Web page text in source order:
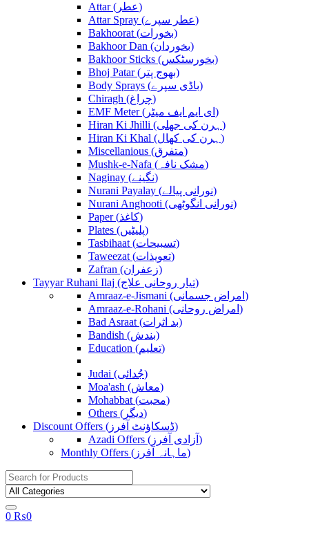
Attar (عطر)
Attar Spray (عطر سپرے)
Bakhoorat (بخورات)
Bakhoor Dan (بخوردان)
Bakhoor Sticks (بخورسٹکس)
Bhoj Patar (بھوج پتر)
Body Sprays (باڈی سپرے)
Chiragh (چراغ)
EMF Meter (ای ایم ایف میٹر)
Hiran Ki Jhilli (ہرن کی جھلی)
Hiran Ki Khal (ہرن کی کھال)
Miscellanious (متفرق)
Mushk-e-Nafa (مشک نافہ)
Naginay (نگینے)
Nurani Payalay (نورانی پیالے)
Nurani Anghooti (نورانی انگوٹھی)
Paper (کاغذ)
Plates (پلیٹیں)
Tasbihaat (تسبیحات)
Taweezat (تعویذات)
Zafran (زعفران)
Tayyar Ruhani Ilaj (تیار روحانی علاج)
Amraaz-e-Jismani (امراض جسمانی)
Amraaz-e-Rohani (امراض روحانی)
Bad Asraat (بد اثرات)
Bandish (بندش)
Education (تعلیم)
Judai (جُدائی)
Moa'ash (معاش)
Mohabbat (محبت)
Others (دیگر)
Discount Offers (ڈسکاؤنٹ آفرز)
Azadi Offers (آزادی آفرز)
Monthly Offers (ماہانہ آفرز)
Search
for:
0 ₨0